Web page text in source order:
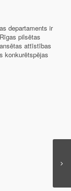
departaments ir
pilsētas
attīstības
konkurētspējas